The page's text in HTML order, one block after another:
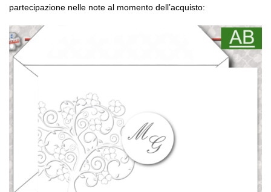
partecipazione nelle note al momento dell’acquisto: